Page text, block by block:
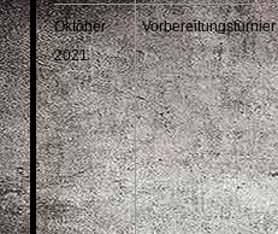
Oktober
2021
Vorbereitungsturnier